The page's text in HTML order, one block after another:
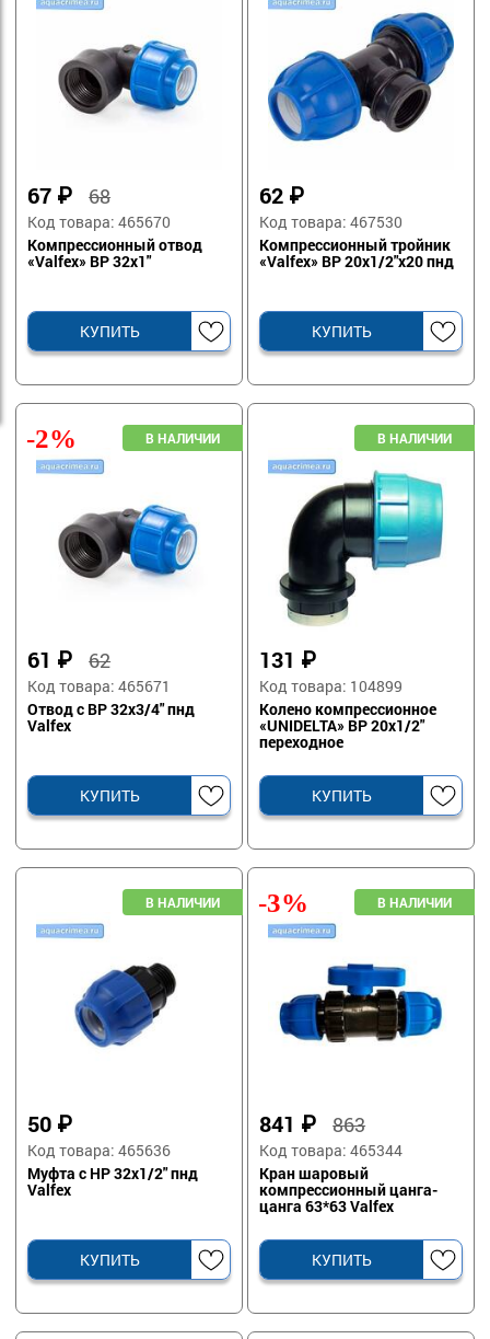
67 ₽68
Код товара: 465670
Компрессионный отвод
«Valfex» ВР 32х1"
КУПИТЬ
62 ₽
Код товара: 467530
Компрессионный тройник
«Valfex» ВР 20х1/2"х20 пнд
КУПИТЬ
61 ₽62
Код товара: 465671
Отвод с ВР 32х3/4" пнд
Valfex
КУПИТЬ
-2%
131 ₽
Код товара: 104899
Колено компрессионное
«UNIDELTA» ВР 20х1/2"
переходное
КУПИТЬ
50 ₽
Код товара: 465636
Муфта с НР 32х1/2" пнд
Valfex
КУПИТЬ
841 ₽863
Код товара: 465344
Кран шаровый
компрессионный цанга-
цанга 63*63 Valfex
КУПИТЬ
-3%